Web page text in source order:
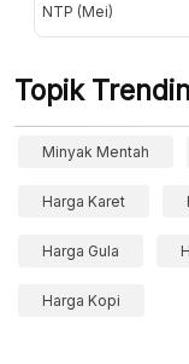
NTP (Mei)
Topik
Minyak Mentah
Harga Karet
Harga Gula
Harga Kopi